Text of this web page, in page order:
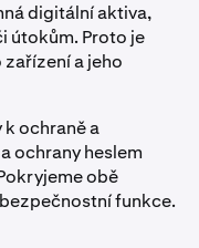
digitální aktiva,
útokům. Proto je
a jeho
ochraně a
ochrany heslem
obě
funkce.